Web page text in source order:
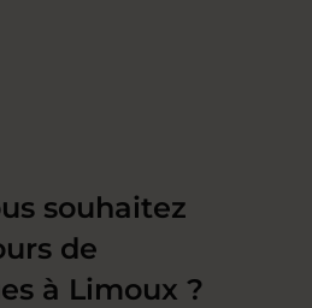
souhaitez
de
à Limoux ?